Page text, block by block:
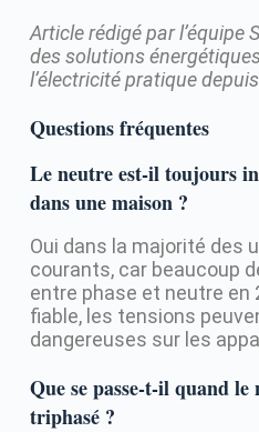
Article rédigé par l’équipe
des solutions
l’électricité pratique
Questions fréquentes
Le neutre est-il toujours
dans une maison ?
Oui dans la majorité des
courants, car beaucoup
entre phase et neutre en
fiable, les tensions
dangereuses sur les
Que se passe-t-il quand le
triphasé ?